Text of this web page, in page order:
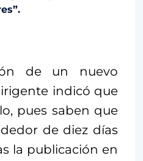
de un nuevo
indicó que
pues saben que
de diez días
la publicación en